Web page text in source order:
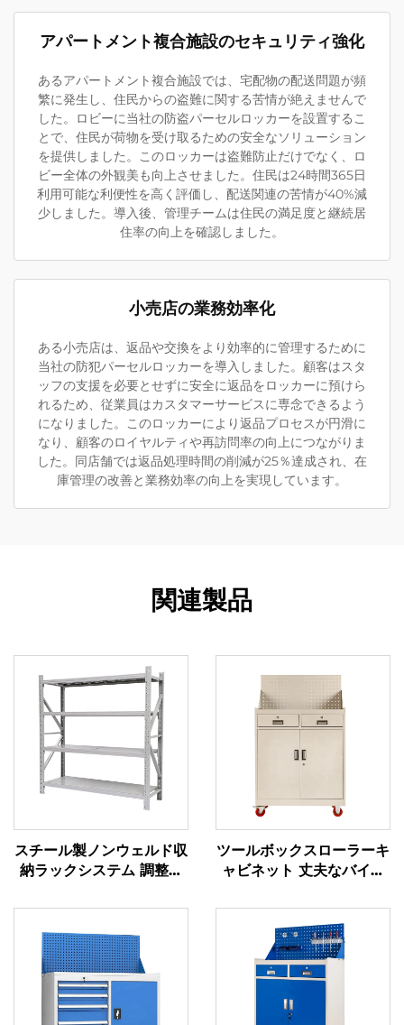
アパートメント複合施設のセキュリティ強化
あるアパートメント複合施設では、宅配物の配送問題が頻
繁に発生し、住民からの盗難に関する苦情が絶えませんで
した。ロビーに当社の防盗パーセルロッカーを設置するこ
とで、住民が荷物を受け取るための安全なソリューション
を提供しました。このロッカーは盗難防止だけでなく、ロ
ビー全体の外観美も向上させました。住民は24時間365日
利用可能な利便性を高く評価し、配送関連の苦情が40%減
少しました。導入後、管理チームは住民の満足度と継続居
住率の向上を確認しました。
小売店の業務効率化
ある小売店は、返品や交換をより効率的に管理するために
当社の防犯パーセルロッカーを導入しました。顧客はスタ
ッフの支援を必要とせずに安全に返品をロッカーに預けら
れるため、従業員はカスタマーサービスに専念できるよう
になりました。このロッカーにより返品プロセスが円滑に
なり、顧客のロイヤルティや再訪問率の向上につながりま
した。同店舗では返品処理時間の削減が25％達成され、在
庫管理の改善と業務効率の向上を実現しています。
関連製品
スチール製ノンウェルド収
納ラックシステム 調整可
よびガレージ用
ツールボックスローラーキ
ャビネット 丈夫なバイク
スキャビネット カート
pegboard付き金属製ツー
ルキャビネット 車のワー
クショップ用